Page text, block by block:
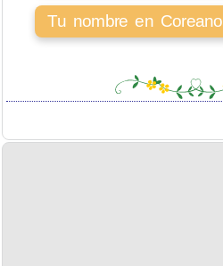
Tu nombre en Coreano